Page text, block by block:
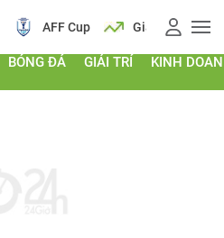
AFF Cup Giá vàng
BÓNG ĐÁ GIẢI TRÍ KINH